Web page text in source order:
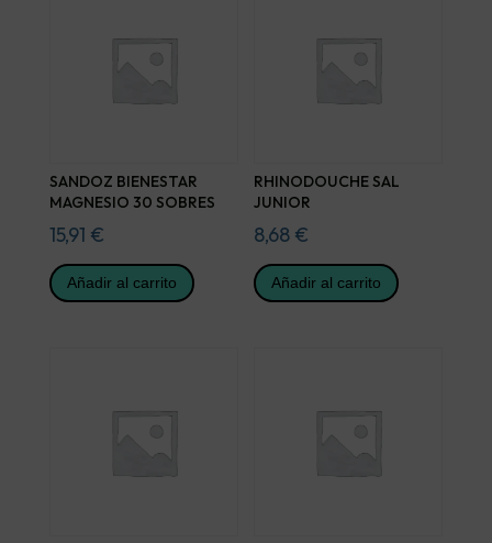
SANDOZ BIENESTAR
MAGNESIO 30 SOBRES
15,91 €
Añadir al carrito
RHINODOUCHE SAL
JUNIOR
8,68 €
Añadir al carrito